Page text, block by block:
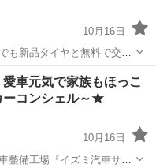
10月16日
も新品タイヤと無料で交
車元気で家族もほっこ
ーコンシェル～★
10月16日
整備工場『イズミ汽車サー